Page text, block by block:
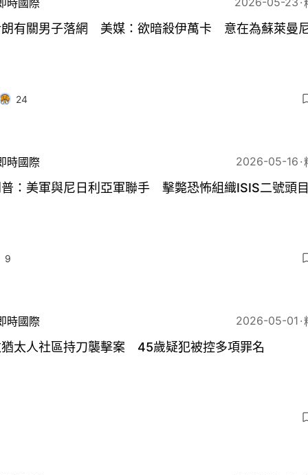
時國際
有關男子落網 美媒：欲暗殺伊萬卡 意在為蘇萊曼
24
時國際 2026-05-16
：美軍與尼日利亞軍聯手 擊斃恐怖組織ISIS二號頭目
9
時國際 2026-05-01
太人社區持刀襲擊案 45歲疑犯被控多項罪名